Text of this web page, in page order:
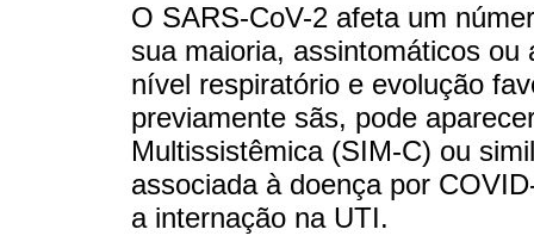
O SARS-CoV-2 afeta um
sua maioria, assintomáticos
nível respiratório e evolução
previamente sãs, pode
Multissistêmica (SIM-C) ou
associada à doença por
a internação na UTI.